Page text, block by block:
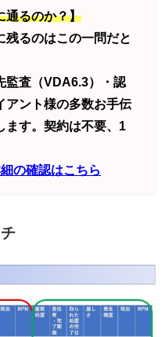
通るのか？】
るのはこの一問だと
監査（VDA6.3）・認
アント様の多数お手伝
ます。契約は不要、1
の確認はこちら